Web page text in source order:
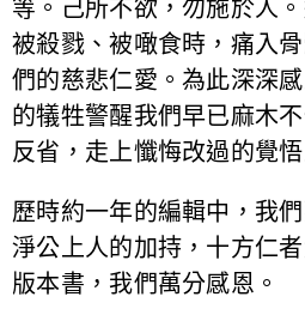
等。己所不欲，勿施於人
被殺戮、被噉食時，痛入
們的慈悲仁愛。為此深深
的犠牲警醒我們早已麻木
反省，走上懺悔改過的覺悟
歷時約一年的編輯中，我
淨公上人的加持，十方仁
版本書，我們萬分感恩。